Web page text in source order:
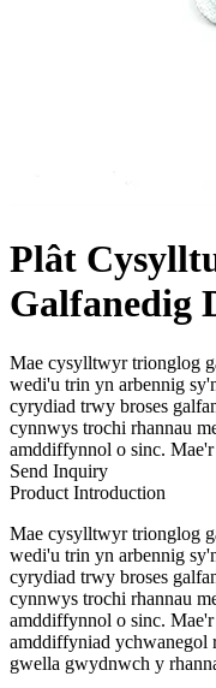
Plât
Galfanedig
Mae cysylltwyr trionglog
wedi'u trin yn arbennig
cyrydiad trwy broses
cynnwys trochi rhannau
amddiffynnol o sinc.
Send Inquiry
Product Introduction
Mae cysylltwyr trionglog
wedi'u trin yn arbennig
cyrydiad trwy broses
cynnwys trochi rhannau
amddiffynnol o sinc.
amddiffyniad ychwanegol
gwella gwydnwch y